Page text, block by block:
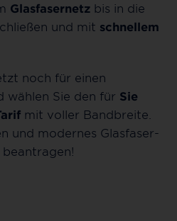
Glasfasernetz bis in die
und mit schnellem
noch für einen
wählen Sie den für Sie
mit voller Bandbreite.
und modernes Glasfaser-